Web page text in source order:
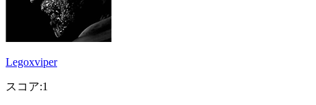
Legoxviper
スコア:1